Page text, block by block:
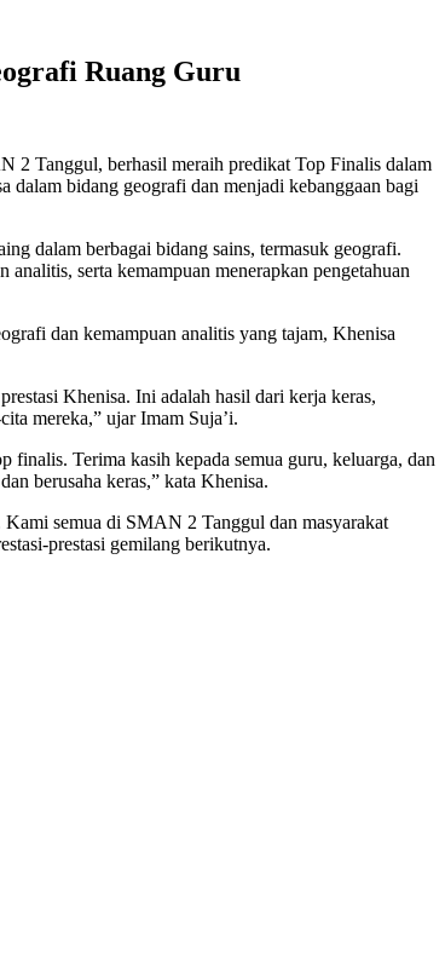
Ruang Guru
2 Tanggul, berhasil meraih predikat Top Finalis dalam
bidang geografi dan menjadi kebanggaan bagi
dalam berbagai bidang sains, termasuk geografi.
serta kemampuan menerapkan pengetahuan
dan kemampuan analitis yang tajam, Khenisa
Khenisa. Ini adalah hasil dari kerja keras,
mereka,” ujar Imam Suja’i.
finalis. Terima kasih kepada semua guru, keluarga, dan
berusaha keras,” kata Khenisa.
Kami semua di SMAN 2 Tanggul dan masyarakat
prestasi gemilang berikutnya.